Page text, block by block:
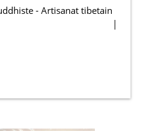
- Artisanat tibetain